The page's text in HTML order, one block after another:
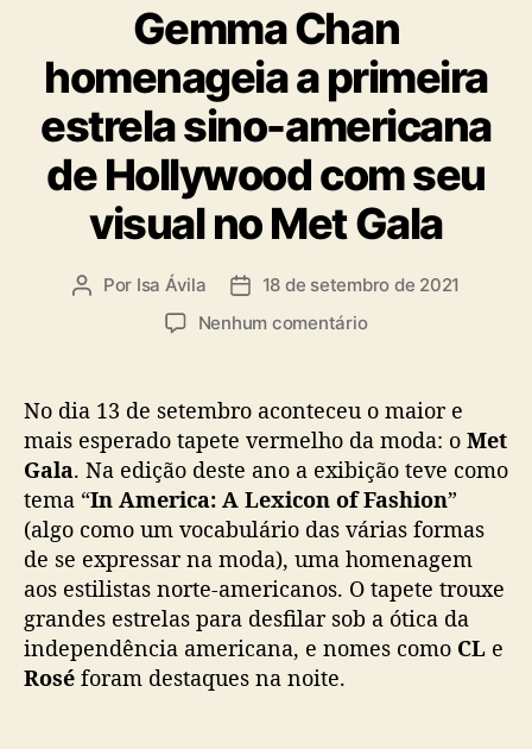
t
e
g
o
r
a
s
Gemma Chan
homenageia a primeira
estrela sino-americana
de Hollywood com seu
visual no Met Gala
A
d
o
p
o
s
Por Isa Ávila
D
e
p
u
b
l
c
a
ç
ã
o
18 de setembro de 2021
Nenhum comentárioe
m
m
a
C
h
a
n
m
No dia 13 de setembro aconteceu o maior e
mais esperado tapete vermelho da moda: o Met
Gala. Na edição deste ano a exibição teve como
tema “In America: A Lexicon of Fashion”
(algo como um vocabulário das várias formas
de se expressar na moda), uma homenagem
aos estilistas norte-americanos. O tapete trouxe
grandes estrelas para desfilar sob a ótica da
independência americana, e nomes como CL e
Rosé foram destaques na noite.